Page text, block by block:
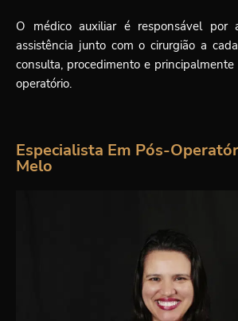
O médico auxiliar é responsável por
assistência junto com o cirurgião a
consulta, procedimento e
operatório.
Especialista Em Pós-
Melo